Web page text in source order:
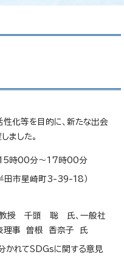
化等を目的に、新たな出会
ました。
15時00分～17時00分
田市星崎町3-39-18）
教授 千頭 聡 氏、一般社
理事 曽根 香奈子 氏
かれてSDGsに関する意見